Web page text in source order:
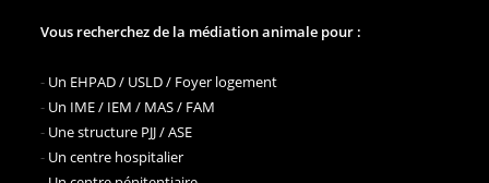
Vous recherchez de la médiation animale pour :
- Un EHPAD / USLD / Foyer logement
- Un IME / IEM / MAS / FAM
- Une structure PJJ / ASE
- Un centre hospitalier